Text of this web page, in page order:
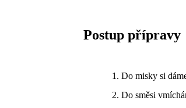
Postup přípravy
Do misky si
Do směsi